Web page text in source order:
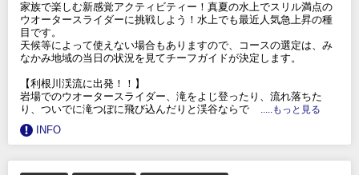
家族で楽しむ新感覚アクティビティー！真夏の水上でスリル満点の
ウオータースライダーに挑戦しよう！水上でも最近人気急上昇の種
目です。
天候等によって使えない場合もありますので、コースの選定は、み
なかみ地域の当日の状況を見てチーフガイドが決定します。
【利根川渓流に出発！！】
岩場でのウオータースライダー、滝をよじ登ったり、流れ落ちた
り、ついでに滝つぼに飛び込んだりと渓谷ならで
.....もっと見る
INFO